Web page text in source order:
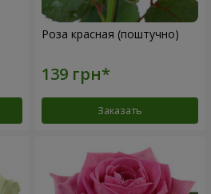
Роза красная (поштучно)
Заказать